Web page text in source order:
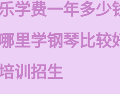
学费一年多少
里学钢琴比较
训招生